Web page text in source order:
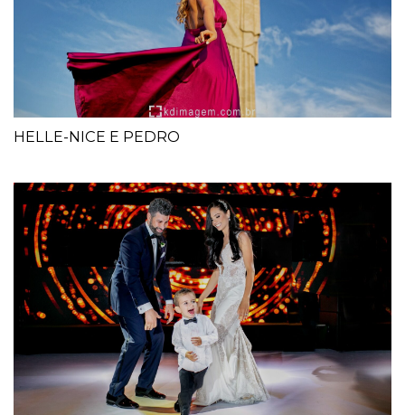
HELLE-NICE E PEDRO